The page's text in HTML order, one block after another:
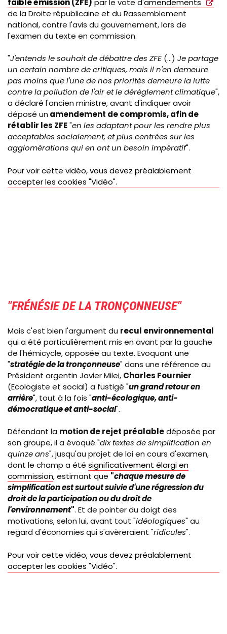
faible émission(ZFE) par le vote d'amendements
de la Droite républicaine et du Rassemblement
national, contre l'avis du gouvernement, lors de
l'examen du texte en commission.
"J'entends le souhait de débattre des ZFE (...) Je partage
un certain nombre de critiques, mais il n'en demeure
pas moins que l'une de nos priorités demeure la lutte
contre la pollution de l'air et le dérèglement climatique",
a déclaré l'ancien ministre, avant d'indiquer avoir
déposé un amendement de compromis, afin de
rétablir les ZFE"en les adaptant pour les rendre plus
acceptables socialement, et plus centrées sur les
agglomérations qui en ont un besoin impératif".
Pour voir cette vidéo, vous devez préalablement
accepter les cookies "Vidéo".
"FRÉNÉSIE DE LA TRONÇONNEUSE"
Mais c'est bien l'argument du recul environnemental
qui a été particulièrement mis en avant par la gauche
de l'hémicycle, opposée au texte. Evoquant une
"stratégie de la tronçonneuse" dans une référence au
Président argentin Javier Milei, Charles Fournier
(Ecologiste et social) a fustigé "un grand retour en
arrière", tout à la fois "anti-écologique, anti-
démocratique et anti-social".
Défendant la motion de rejet préalabledéposée par
son groupe, il a évoqué "dix textes de simplification en
quinze ans", jusqu'au projet de loi en cours d'examen,
dont le champ a été significativement élargi en
commission, estimant que "chaque mesure de
simplification est surtout suivie d'une régression du
droit de la participation ou du droit de
l'environnement". Et de pointer du doigt des
motivations, selon lui, avant tout "idéologiques" au
regard d'économies qui s'avèreraient "ridicules".
Pour voir cette vidéo, vous devez préalablement
accepter les cookies "Vidéo".